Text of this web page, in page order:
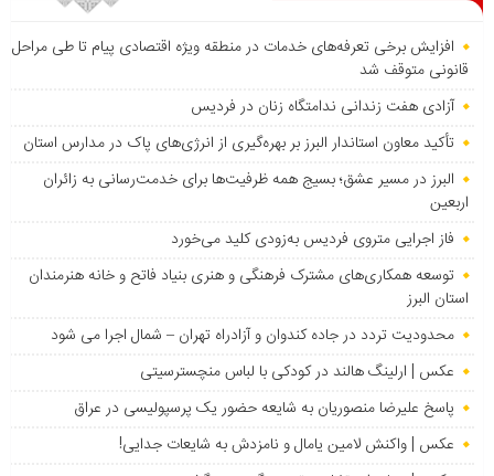
افزایش برخی تعرفه‌های خدمات در منطقه ویژه اقتصادی پیام تا طی مراحل
قانونی متوقف شد
آزادی هفت زندانی ندامتگاه زنان در فردیس
تأکید معاون استاندار البرز بر بهره‌گیری از انرژی‌های پاک در مدارس استان
البرز در مسیر عشق؛ بسیج همه ظرفیت‌ها برای خدمت‌رسانی به زائران
اربعین
فاز اجرایی متروی فردیس به‌زودی کلید می‌خورد
توسعه همکاری‌های مشترک فرهنگی و هنری بنیاد فاتح و خانه هنرمندان
استان البرز
محدودیت تردد در جاده کندوان و آزادراه تهران – شمال اجرا می شود
عکس | ارلینگ هالند در کودکی با لباس منچسترسیتی
پاسخ علیرضا منصوریان به شایعه حضور یک پرسپولیسی در عراق
عکس | واکنش لامین یامال و نامزدش به شایعات جدایی!